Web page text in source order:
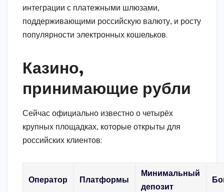
интеграции с платежными шлюзами,
поддерживающими российскую валюту, и росту
популярности электронных кошельков.
Казино,
принимающие рубли
Сейчас официально известно о четырёх
крупных площадках, которые открыты для
российских клиентов:
Оператор Платформы
Минимальный
депозит